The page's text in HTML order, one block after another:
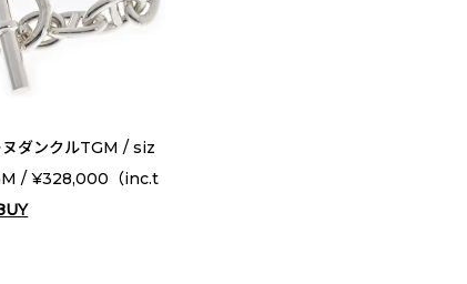
ヌダンクルTGM / siz
/ ¥328,000（inc.t